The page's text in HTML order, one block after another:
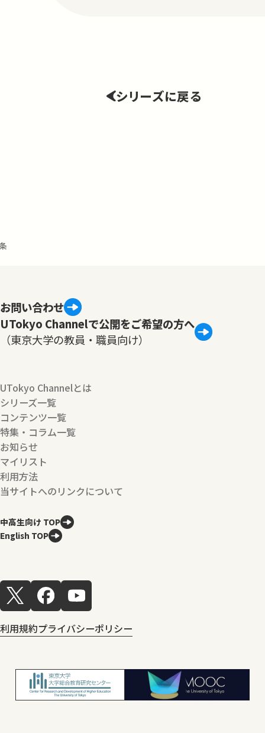
シリーズに戻る
お問い合わせ
UTokyo Channelで公開をご希望の方へ
（東京大学の教員・職員向け）
UTokyo Channelとは
シリーズ一覧
コンテンツ一覧
特集・コラム一覧
お知らせ
マイリスト
利用方法
当サイトへのリンクについて
中高生向け TOP
English TOP
利用規約プライバシーポリシー